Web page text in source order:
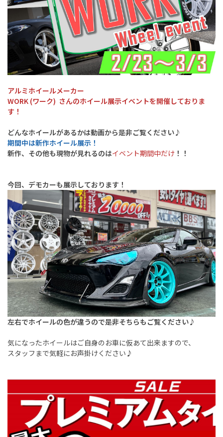
アルミホイールメーカー
WORK (ワーク) さんのホイール展示イベントを開催しておりま
す！
どんなホイールがあるかは動画から是非ご覧ください♪
期間中は新作ホイール展示！
新作、その他も現物が見れるのはイベント期間中だけ ！！
今回、デモカーも展示しております！
左右でホイールの色が違うので是非そちらもご覧ください♪
気になったホイールはご自身のお車に仮あて出来ますので、
スタッフまで気軽にお声掛けください♪